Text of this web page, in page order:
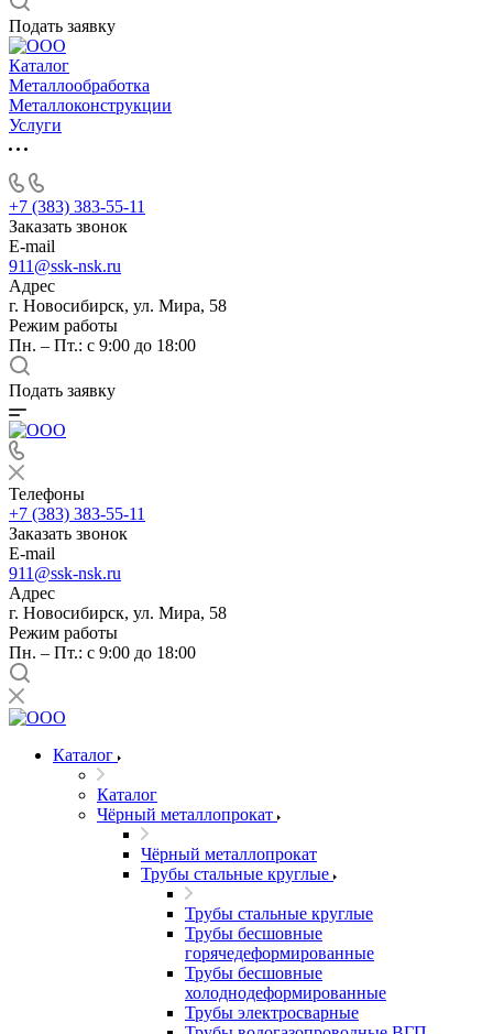
Подать заявку
Каталог
Металлообработка
Металлоконструкции
Услуги
+7 (383) 383-55-11
Заказать звонок
E-mail
911@ssk-nsk.ru
Адрес
г. Новосибирск, ул. Мира, 58
Режим работы
Пн. – Пт.: с 9:00 до 18:00
Подать заявку
Телефоны
+7 (383) 383-55-11
Заказать звонок
E-mail
911@ssk-nsk.ru
Адрес
г. Новосибирск, ул. Мира, 58
Режим работы
Пн. – Пт.: с 9:00 до 18:00
Каталог
Каталог
Чёрный металлопрокат
Чёрный металлопрокат
Трубы стальные круглые
Трубы стальные круглые
Трубы бесшовные
горячедеформированные
Трубы бесшовные
холоднодеформированные
Трубы электросварные